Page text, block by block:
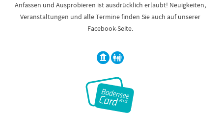
Anfassen und Ausprobieren ist ausdrücklich erlaubt! Neuigkeiten,
Veranstaltungen und alle Termine finden Sie auch auf unserer
Facebook-Seite.